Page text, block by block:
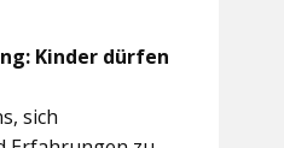
Kinder dürfen
sich